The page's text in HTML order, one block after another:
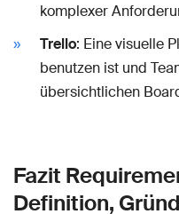
komplexer
Trello: Eine visuelle
benutzen ist und
übersichtlichen
Fazit
Definition,